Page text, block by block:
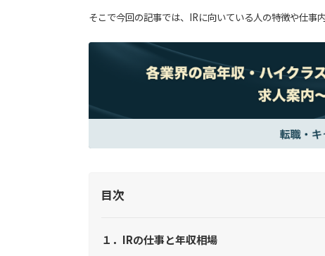
そこで今回の記事では、IRに向いている人の特徴や仕事
目次
１．IRの仕事と年収相場